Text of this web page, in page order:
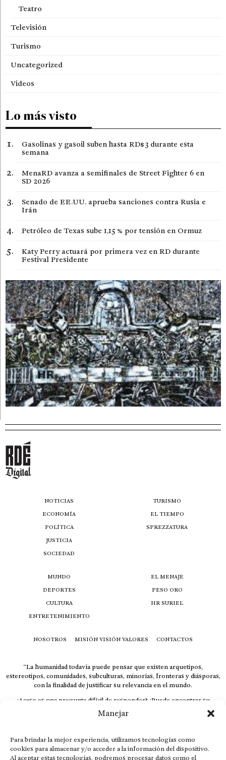
Manejar
Para brindar la mejor experiencia, utilizamos tecnologías como
cookies para almacenar y/o acceder a la información del dispositivo.
Al aceptar estas tecnologías, podremos procesar datos como el
Teatro
Televisión
Turismo
Uncategorized
Videos
Lo más visto
Gasolinas y gasoil suben hasta RD$3 durante esta
semana
MenaRD avanza a semifinales de Street Fighter 6 en
SD 2026
Senado de EE.UU. aprueba sanciones contra Rusia e
Irán
Petróleo de Texas sube 1,15 % por tensión en Ormuz
Katy Perry actuará por primera vez en RD durante
Festival Presidente
NOTICIAS
ECONOMÍA
POLÍTICA
JUSTICIA
SOCIEDAD
TURISMO
EL TIEMPO
SPREZZATURA
MUNDO
DEPORTES
CULTURA
ENTRETENIMIENTO
EL MENAJE
PESO ORO
HR SURIEL
NOSOTROS MISIÓN VISIÓN VALORES CONTACTOS
“La humanidad todavía puede pensar que existen arquetipos,
estereotipos, comunidades, subculturas, minorías, fronteras y diásporas,
con la finalidad de justificar su relevancia en el mundo.
¿Acaso es una pregunta difícil de responder? ¿Puede encontrar su
respuesta al instante, otorgando al receptor cuestionado espacio y
velocidad suficiente para responder correctamente? De no ser así, el que
El concepto de familia no está limitado exclusivamente a la sangre; seres
que surgen en nuestro diario vivir suelen pesar más que los